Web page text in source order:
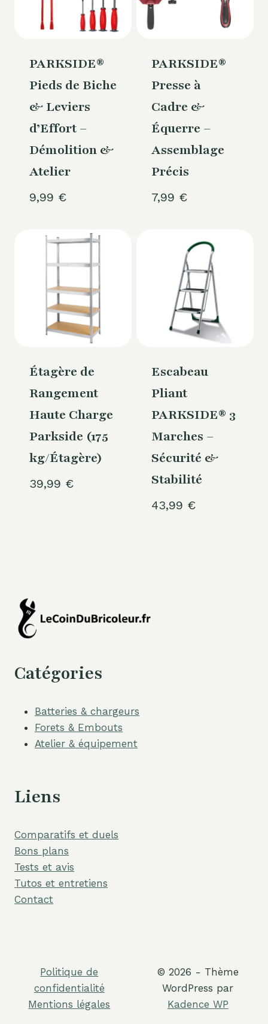
PARKSIDE®
Pieds de Biche
& Leviers
d’Effort –
Démolition &
Atelier
9,99 €
PARKSIDE®
Presse à
Cadre &
Équerre –
Assemblage
Précis
7,99 €
Étagère de
Rangement
Haute Charge
Parkside (175
kg/Étagère)
39,99 €
Escabeau
Pliant
PARKSIDE® 3
Marches –
Sécurité &
Stabilité
43,99 €
Catégories
Batteries & chargeurs
Forets & Embouts
Atelier & équipement
Liens
Comparatifs et duels
Bons plans
Tests et avis
Tutos et entretiens
Contact
Politique de
confidentialité
Mentions légales
© 2026 - Thème
WordPress par
Kadence WP